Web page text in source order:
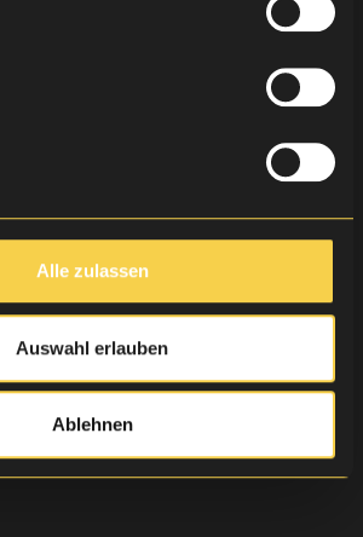
Alle zulassen
Auswahl erlauben
Ablehnen